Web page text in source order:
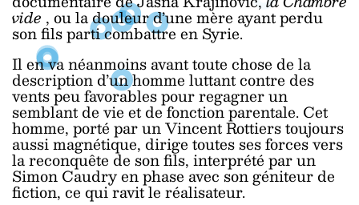
vide , ou la douleur d’une mère ayant perdu
son fils parti combattre en Syrie.
Il en va néanmoins avant toute chose de la
description d’un homme luttant contre des
vents peu favorables pour regagner un
semblant de vie et de fonction parentale. Cet
homme, porté par un Vincent Rottiers toujours
aussi magnétique, dirige toutes ses forces vers
la reconquête de son fils, interprété par un
Simon Caudry en phase avec son géniteur de
fiction, ce qui ravit le réalisateur.